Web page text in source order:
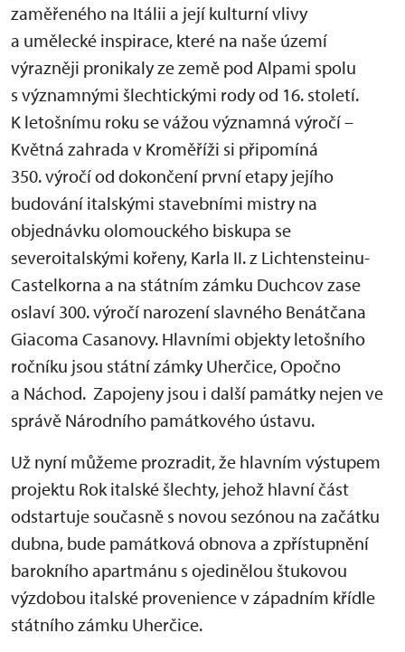
zaměřeného na Itálii a její kulturní vlivy
a umělecké inspirace, které na naše území
výrazněji pronikaly ze země pod Alpami spolu
s významnými šlechtickými rody od 16. století.
K letošnímu roku se vážou významná výročí –
Květná zahrada v Kroměříži si připomíná
350. výročí od dokončení první etapy jejího
budování italskými stavebními mistry na
objednávku olomouckého biskupa se
severoitalskými kořeny, Karla II. z Lichtensteinu-
Castelkorna a na státním zámku Duchcov zase
oslaví 300. výročí narození slavného Benátčana
Giacoma Casanovy. Hlavními objekty letošního
ročníku jsou státní zámky Uherčice, Opočno
a Náchod. Zapojeny jsou i další památky nejen ve
správě Národního památkového ústavu.
Už nyní můžeme prozradit, že hlavním výstupem
projektu Rok italské šlechty, jehož hlavní část
odstartuje současně s novou sezónou na začátku
dubna, bude památková obnova a zpřístupnění
barokního apartmánu s ojedinělou štukovou
výzdobou italské provenience v západním křídle
státního zámku Uherčice.